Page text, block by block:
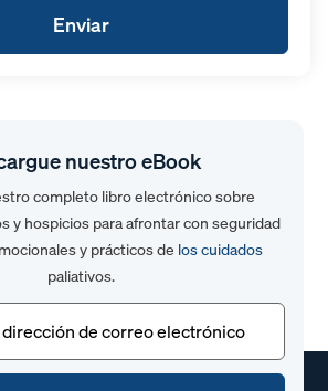
Enviar
nuestro eBook
completo libro electrónico sobre
y hospicios para afrontar con seguridad
y prácticos de los cuidados
paliativos.